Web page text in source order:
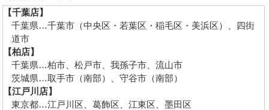
【千葉店】
千葉県…千葉市（中央区・若葉区・稲毛区・美浜区）、四街
道市
【柏店】
千葉県…柏市、松戸市、我孫子市、流山市
茨城県…取手市（南部）、守谷市（南部）
【江戸川店】
東京都…江戸川区、葛飾区、江東区、墨田区